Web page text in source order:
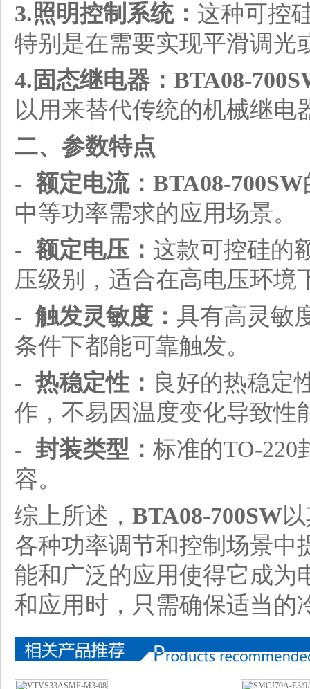
3.照明控制系统： 这种可控
特别是在需要实现平滑调光
4.固态继电器： BTA08-
以用来替代传统的机械继
二、参数特点
- 额定电流： BTA08-700SW
中等功率需求的应用场景。
- 额定电压： 这款可控硅的
压级别，适合在高电压环境
- 触发灵敏度： 具有高灵敏
条件下都能可靠触发。
- 热稳定性： 良好的热稳定
作，不易因温度变化导致性
- 封装类型： 标准的TO-220
容。
综上所述， BTA08-700SW
各种功率调节和控制场景中
能和广泛的应用使得它成为
和应用时，只需确保适当的